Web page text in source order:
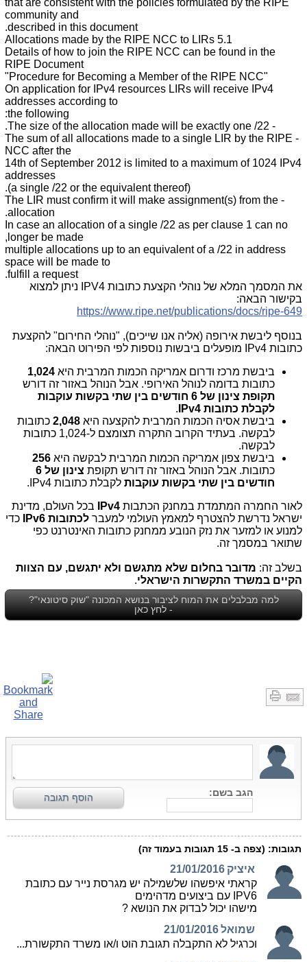
that are consistent with the policies formulated by the RIPE
community and
described in this document.
5.1 Allocations made by the RIPE NCC to LIRs
Details of how to join the RIPE NCC can be found in the
RIPE Document
"Procedure for Becoming a Member of the RIPE NCC"
On application for IPv4 resources LIRs will receive IPv4
addresses according to
the following:
- The size of the allocation made will be exactly one /22.
- The sum of all allocations made to a single LIR by the RIPE
NCC after the
14th of September 2012 is limited to a maximum of 1024 IPv4
addresses
(a single /22 or the equivalent thereof).
- The LIR must confirm it will make assignment(s) from the
allocation.
In case an allocation of a single /22 as per clause 1 can no
longer be made,
multiple allocations up to an equivalent of a /22 in address
space will be made to
fulfill a request.
את המסמך המלא של נוהלי הקצעת כתובות IPV4
ניתן למצוא
בקישור הבאה:
https://www.ripe.net/publications/docs/ripe-649
בנוסף ליבשת אירופה (אליה אנו שייכים), "נוהלי החירום" להקצעת
כתובות IPv4
מופעלים ביבשות נוספות לפי הפירוט הבאה:
ביבשת מרכז ודרום אמריקה הכמות המרבית היא 1,024
כתובות בדומה לנוהל האירופי. אבל הנוהל באזור זה דורש
תקופת צינון של 6 חודשים בין שתי בקשות עוקבות
לקבלת כתובות IPv4
.
ביבשת אסיה הכמות המרבית להקצעה היא 2,048 כתובות
לבקשה. בעתיד הקרוב התקרה תצומצם ל-1,024 כתובות
לבקשה.
ביבשת צפון אמריקה הכמות המרבית לבקשה היא 256
כתובות. אבל הנוהל באזור זה דורש תקופת
צינון של 6
חודשים בין שתי בקשות עוקבות לקבלת כתובות IPv4
.
לאור החמרה המתמדת במחנק הכתבות IPv4
בכל העולם, מדינת
ישראל נדרשת להצטרף למאמץ העולמי למעבר לכתובות IPv6
כדי
למנוע או למזער את נזק הנובע ממחנק כתובות האינטרנט כפי
שתואר במסמך זה.
בשלב זה: מדובר בחלום שלא מתגשם ולא יתגשם, עם הצוות
הקיים במשרד התקשרות הישראלי.
למה מבלבלים את המוח לציבור בנושא המכונה "שוק סיטונאי"?
- לחץ כאן